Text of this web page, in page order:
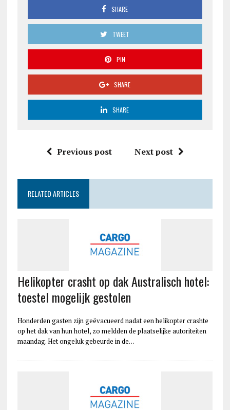
SHARE
TWEET
PIN
SHARE
SHARE
Previous post Next post
RELATED ARTICLES
Helikopter crasht op dak Australisch hotel:
toestel mogelijk gestolen
Honderden gasten zijn geëvacueerd nadat een helikopter crashte
op het dak van hun hotel, zo meldden de plaatselijke autoriteiten
maandag. Het ongeluk gebeurde in de…